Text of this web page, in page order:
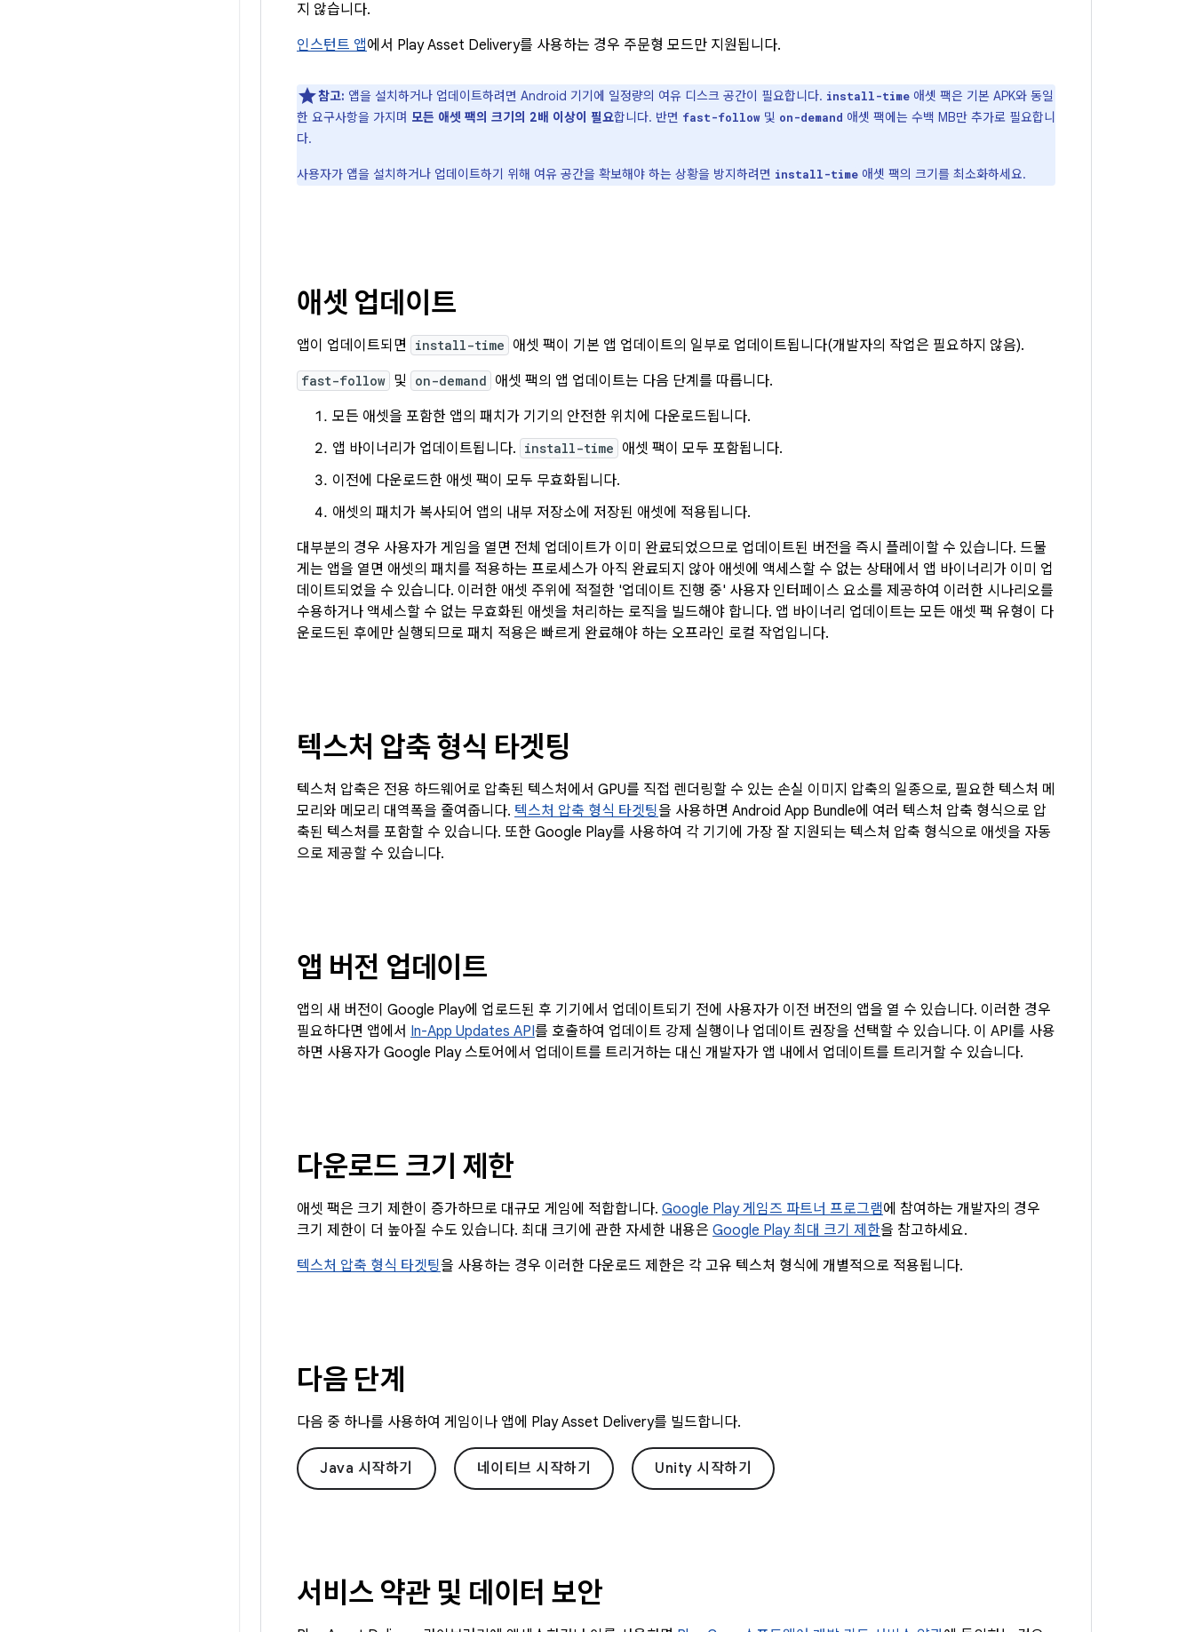
지 않습니다.
인스턴트 앱에서 Play Asset Delivery를 사용하는 경우 주문형 모드만 지원됩니다.
참고: 앱을 설치하거나 업데이트하려면 Android 기기에 일정량의 여유 디스크 공간이 필요합니다. install-time 애셋 팩은 기본 APK와 동일
한 요구사항을 가지며 모든 애셋 팩의 크기의 2배 이상이 필요합니다. 반면 fast-follow 및 on-demand 애셋 팩에는 수백 MB만 추가로 필요합니
다.
사용자가 앱을 설치하거나 업데이트하기 위해 여유 공간을 확보해야 하는 상황을 방지하려면 install-time 애셋 팩의 크기를 최소화하세요.
애셋 업데이트
앱이 업데이트되면 install-time 애셋 팩이 기본 앱 업데이트의 일부로 업데이트됩니다(개발자의 작업은 필요하지 않음).
fast-follow 및 on-demand 애셋 팩의 앱 업데이트는 다음 단계를 따릅니다.
모든 애셋을 포함한 앱의 패치가 기기의 안전한 위치에 다운로드됩니다.
앱 바이너리가 업데이트됩니다. install-time 애셋 팩이 모두 포함됩니다.
이전에 다운로드한 애셋 팩이 모두 무효화됩니다.
애셋의 패치가 복사되어 앱의 내부 저장소에 저장된 애셋에 적용됩니다.
대부분의 경우 사용자가 게임을 열면 전체 업데이트가 이미 완료되었으므로 업데이트된 버전을 즉시 플레이할 수 있습니다. 드물
게는 앱을 열면 애셋의 패치를 적용하는 프로세스가 아직 완료되지 않아 애셋에 액세스할 수 없는 상태에서 앱 바이너리가 이미 업
데이트되었을 수 있습니다. 이러한 애셋 주위에 적절한 '업데이트 진행 중' 사용자 인터페이스 요소를 제공하여 이러한 시나리오를
수용하거나 액세스할 수 없는 무효화된 애셋을 처리하는 로직을 빌드해야 합니다. 앱 바이너리 업데이트는 모든 애셋 팩 유형이 다
운로드된 후에만 실행되므로 패치 적용은 빠르게 완료해야 하는 오프라인 로컬 작업입니다.
텍스처 압축 형식 타겟팅
텍스처 압축은 전용 하드웨어로 압축된 텍스처에서 GPU를 직접 렌더링할 수 있는 손실 이미지 압축의 일종으로, 필요한 텍스처 메
모리와 메모리 대역폭을 줄여줍니다. 텍스처 압축 형식 타겟팅을 사용하면 Android App Bundle에 여러 텍스처 압축 형식으로 압
축된 텍스처를 포함할 수 있습니다. 또한 Google Play를 사용하여 각 기기에 가장 잘 지원되는 텍스처 압축 형식으로 애셋을 자동
으로 제공할 수 있습니다.
앱 버전 업데이트
앱의 새 버전이 Google Play에 업로드된 후 기기에서 업데이트되기 전에 사용자가 이전 버전의 앱을 열 수 있습니다. 이러한 경우
필요하다면 앱에서 In-App Updates API를 호출하여 업데이트 강제 실행이나 업데이트 권장을 선택할 수 있습니다. 이 API를 사용
하면 사용자가 Google Play 스토어에서 업데이트를 트리거하는 대신 개발자가 앱 내에서 업데이트를 트리거할 수 있습니다.
다운로드 크기 제한
애셋 팩은 크기 제한이 증가하므로 대규모 게임에 적합합니다. Google Play 게임즈 파트너 프로그램에 참여하는 개발자의 경우
크기 제한이 더 높아질 수도 있습니다. 최대 크기에 관한 자세한 내용은 Google Play 최대 크기 제한을 참고하세요.
텍스처 압축 형식 타겟팅을 사용하는 경우 이러한 다운로드 제한은 각 고유 텍스처 형식에 개별적으로 적용됩니다.
다음 단계
다음 중 하나를 사용하여 게임이나 앱에 Play Asset Delivery를 빌드합니다.
Java 시작하기 네이티브 시작하기 Unity 시작하기
서비스 약관 및 데이터 보안